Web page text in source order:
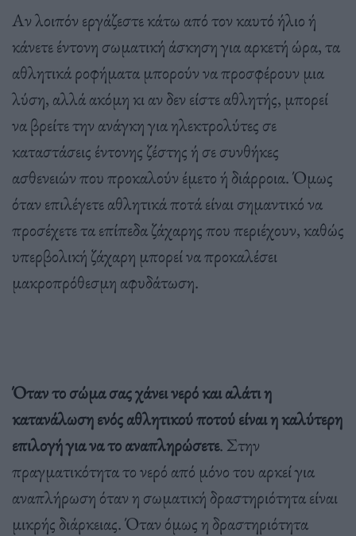
Αν λοιπόν εργάζεστε κάτω από τον καυτό ήλιο ή
κάνετε έντονη σωματική άσκηση για αρκετή ώρα, τα
αθλητικά ροφήματα μπορούν να προσφέρουν μια
λύση, αλλά ακόμη κι αν δεν είστε αθλητής, μπορεί
να βρείτε την ανάγκη για ηλεκτρολύτες σε
καταστάσεις έντονης ζέστης ή σε συνθήκες
ασθενειών που προκαλούν έμετο ή διάρροια. Όμως
όταν επιλέγετε αθλητικά ποτά είναι σημαντικό να
προσέχετε τα επίπεδα ζάχαρης που περιέχουν, καθώς
υπερβολική ζάχαρη μπορεί να προκαλέσει
μακροπρόθεσμη αφυδάτωση.
Όταν το σώμα σας χάνει νερό και αλάτι η
κατανάλωση ενός αθλητικού ποτού είναι η καλύτερη
επιλογή για να το αναπληρώσετε. Στην
πραγματικότητα το νερό από μόνο του αρκεί για
αναπλήρωση όταν η σωματική δραστηριότητα είναι
μικρής διάρκειας. Όταν όμως η δραστηριότητα